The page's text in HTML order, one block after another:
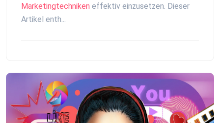
Marketingtechniken effektiv einzusetzen. Dieser
Artikel enth...